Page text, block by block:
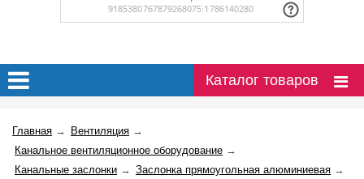
Каталог товаров
Главная → Вентиляция →
Канальное вентиляционное оборудование →
Канальные заслонки → Заслонка прямоугольная алюминиевая →